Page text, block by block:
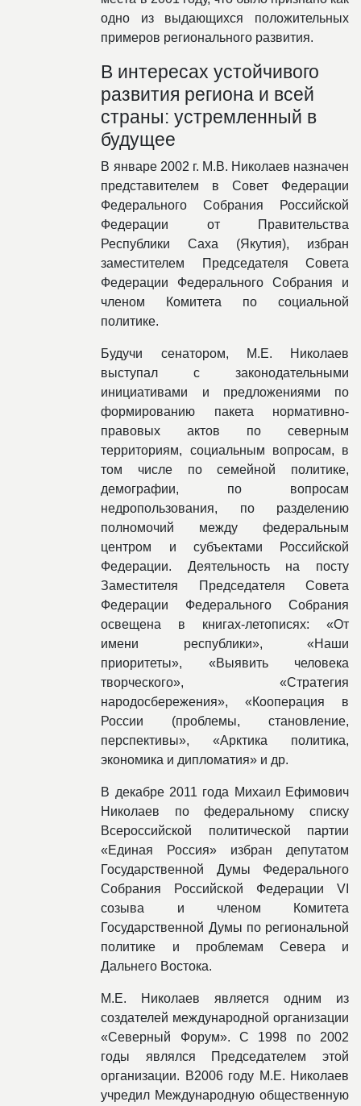
одно из выдающихся положительных
примеров регионального развития.
В интересах устойчивого
развития региона и всей
страны: устремленный в
будущее
В январе 2002 г. М.В. Николаев назначен
представителем в Совет Федерации
Федерального Собрания Российской
Федерации от Правительства
Республики Саха (Якутия), избран
заместителем Председателя Совета
Федерации Федерального Собрания и
членом Комитета по социальной
политике.
Будучи сенатором, М.Е. Николаев
выступал с законодательными
инициативами и предложениями по
формированию пакета нормативно-
правовых актов по северным
территориям, социальным вопросам, в
том числе по семейной политике,
демографии, по вопросам
недропользования, по разделению
полномочий между федеральным
центром и субъектами Российской
Федерации. Деятельность на посту
Заместителя Председателя Совета
Федерации Федерального Собрания
освещена в книгах-летописях: «От
имени республики», «Наши
приоритеты», «Выявить человека
творческого», «Стратегия
народосбережения», «Кооперация в
России (проблемы, становление,
перспективы», «Арктика политика,
экономика и дипломатия» и др.
В декабре 2011 года Михаил Ефимович
Николаев по федеральному списку
Всероссийской политической партии
«Единая Россия» избран депутатом
Государственной Думы Федерального
Собрания Российской Федерации VІ
созыва и членом Комитета
Государственной Думы по региональной
политике и проблемам Севера и
Дальнего Востока.
М.Е. Николаев является одним из
создателей международной организации
«Северный Форум». С 1998 по 2002
годы являлся Председателем этой
организации. В2006 году М.Е. Николаев
учредил Международную общественную